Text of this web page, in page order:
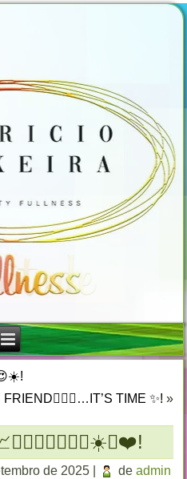
TIME ✨! »
de 2025 de admin